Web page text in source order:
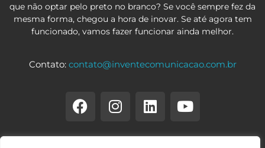
que não optar pelo preto no branco? Se você sempre fez da
mesma forma, chegou a hora de inovar. Se até agora tem
funcionado, vamos fazer funcionar ainda melhor.
Contato: contato@inventecomunicacao.com.br